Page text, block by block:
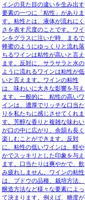
インの見た目の違いを生み出す
要素の一つに「粘性」がありま
す。粘性とは、液体が流れにく
さを表す尺度のことです。ワイ
ンをグラスに注いだ時、まるで
蜂蜜のようにゆっくりと流れ落
ちるワインは粘性が高いと言え
ます。反対に、サラサラと水の
ように流れるワインは粘性が低
いと言えます。ワインの粘性
は、味わいに大きな影響を与え
ます。一般的に、粘性の高いワ
インは、濃厚でリッチな口当た
りを私たちに感じさせてくれま
す。芳醇な香りと複雑な味わい
が口の中に広がり、余韻も長く
楽しむことができます。反対
に、粘性の低いワインは、軽や
かでスッキリとした印象を与え
ます。口当たりは爽やかで、飲
み疲れしません。ワインの粘性
は、ブドウの品種、栽培方法、
醸造方法など様々な要素によっ
て決まります。例えば、糖度が